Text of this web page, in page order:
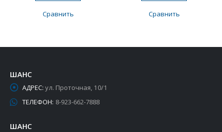
Сравнить Сравнить
ШАНС
АДРЕС: ул. Проточная, 10/1
ТЕЛЕФОН: 8-923-662-7888
ШАНС